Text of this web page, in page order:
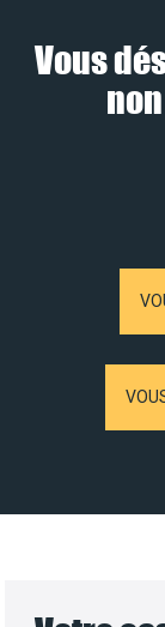
Vous